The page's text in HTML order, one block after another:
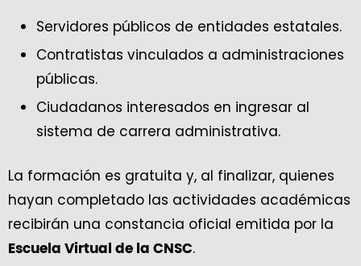
Servidores públicos de entidades estatales.
Contratistas vinculados a administraciones
públicas.
Ciudadanos interesados en ingresar al
sistema de carrera administrativa.
La formación es gratuita y, al finalizar, quienes
hayan completado las actividades académicas
recibirán una constancia oficial emitida por la
Escuela Virtual de la CNSC.